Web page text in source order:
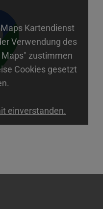
Kartendienst
Verwendung des
zustimmen
Cookies gesetzt
einverstanden.
gesetzt werden